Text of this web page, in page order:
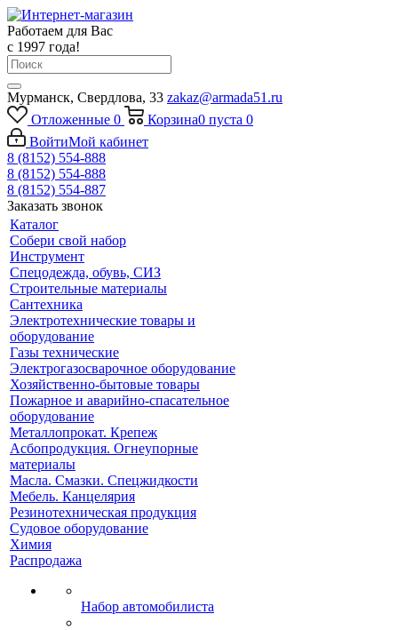
Работаем для Вас
с 1997 года!
Мурманск, Свердлова, 33 zakaz@armada51.ru
Отложенные 0 Корзина0 пуста 0
ВойтиМой кабинет
8 (8152) 554-888
8 (8152) 554-888
8 (8152) 554-887
Заказать звонок
Каталог
Собери свой набор
Инструмент
Спецодежда, обувь, СИЗ
Строительные материалы
Сантехника
Электротехнические товары и
оборудование
Газы технические
Электрогазосварочное оборудование
Хозяйственно-бытовые товары
Пожарное и аварийно-спасательное
оборудование
Металлопрокат. Крепеж
Асбопродукция. Огнеупорные
материалы
Масла. Смазки. Спецжидкости
Мебель. Канцелярия
Резинотехническая продукция
Судовое оборудование
Химия
Распродажа
Набор автомобилиста